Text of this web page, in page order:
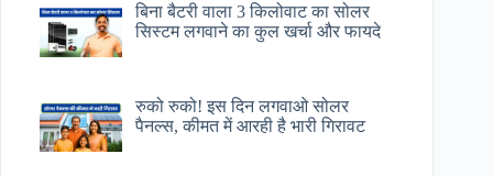
बिना बैटरी वाला 3 किलोवाट का सोलर
सिस्टम लगवाने का कुल खर्चा और फायदे
रुको रुको! इस दिन लगवाओ सोलर
पैनल्स, कीमत में आरही है भारी गिरावट